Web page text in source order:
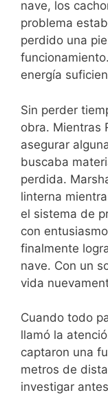
nave, los
problema
perdido una
energía
Sin perder
obra. Mientras
asegurar
buscaba
perdida.
linterna
el sistema de
con
finalmente
nave. Con un
vida
Cuando todo
llamó la
captaron una
metros de
investigar